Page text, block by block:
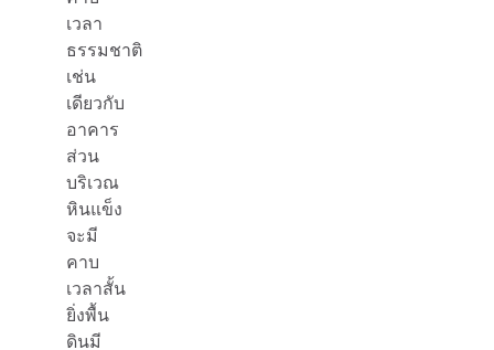
เวลา
ธรรมชาติ
เช่น
เดียวกับ
อาคาร
ส่วน
บริเวณ
หินแข็ง
จะมี
คาบ
เวลาสั้น
ยิ่งพื้น
ดินมี